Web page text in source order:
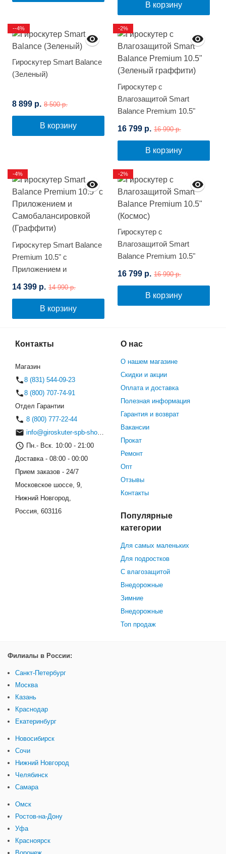
В корзину
Гироскутер Smart Balance
(Зеленый)
8 899 р. 8 500 р.
В корзину
--4%
Гироскутер с
Влагозащитой Smart
Balance Premium 10.5"
16 799 р. 16 990 р.
В корзину
-2%
Гироскутер Smart Balance
Premium 10.5" с
Приложением и
(Граффити)
14 399 р. 14 990 р.
В корзину
-4%
Гироскутер с
Влагозащитой Smart
Balance Premium 10.5"
16 799 р. 16 990 р.
В корзину
-2%
Контакты
Магазин
8 (831) 544-09-23
8 (800) 707-74-91
Отдел Гарантии
8 (800) 777-22-44
info@giroskuter-spb-shop.ru
Пн.- Вск. 10:00 - 21:00
Доставка - 08:00 - 00:00
Прием заказов - 24/7
Московское шоссе, 9,
Нижний Новгород,
Россия, 603116
О нас
О нашем магазине
Скидки и акции
Оплата и доставка
Полезная информация
Гарантия и возврат
Вакансии
Прокат
Ремонт
Опт
Отзывы
Контакты
Популярные
категории
Для самых маленьких
Для подростков
С влагозащитой
Внедорожные
Зимние
Внедорожные
Топ продаж
Филиалы в России:
Санкт-Петербург
Москва
Казань
Краснодар
Екатеринбург
Новосибирск
Сочи
Нижний Новгород
Челябинск
Самара
Омск
Ростов-на-Дону
Уфа
Красноярск